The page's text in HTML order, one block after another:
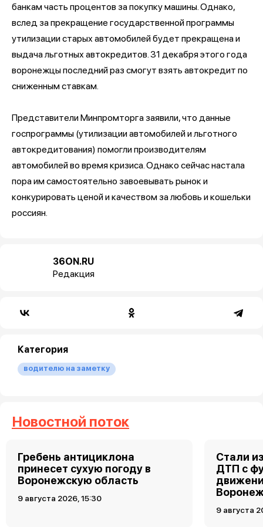
банкам часть процентов за покупку машины. Однако,
вслед за прекращение государственной программы
утилизации старых автомобилей будет прекращена и
выдача льготных автокредитов. 31 декабря этого года
воронежцы последний раз смогут взять автокредит по
сниженным ставкам.
Представители Минпромторга заявили, что данные
госпрограммы (утилизации автомобилей и льготного
автокредитования) помогли производителям
автомобилей во время кризиса. Однако сейчас настала
пора им самостоятельно завоевывать рынок и
конкурировать ценой и качеством за любовь и кошельки
россиян.
36ON.RU
Редакция
Категория
водителю на заметку
Новостной поток
Гребень антициклона
принесет сухую погоду в
Воронежскую область
9 августа 2026, 15:30
Стали
ДТП с
9 августа